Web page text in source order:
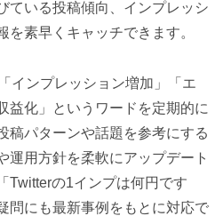
ている投稿傾向、インプレッシ
を素早くキャッチできます。
インプレッション増加」「エ
益化」というワードを定期的に
稿パターンや話題を参考にする
運用方針を柔軟にアップデート
Twitterの1インプは何円です
問にも最新事例をもとに対応で